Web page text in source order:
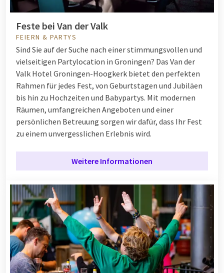
Feste bei Van der Valk
FEIERN & PARTYS
Sind Sie auf der Suche nach einer stimmungsvollen und
vielseitigen Partylocation in Groningen? Das Van der
Valk Hotel Groningen-Hoogkerk bietet den perfekten
Rahmen für jedes Fest, von Geburtstagen und Jubiläen
bis hin zu Hochzeiten und Babypartys. Mit modernen
Räumen, umfangreichen Angeboten und einer
persönlichen Betreuung sorgen wir dafür, dass Ihr Fest
zu einem unvergesslichen Erlebnis wird.
Weitere Informationen